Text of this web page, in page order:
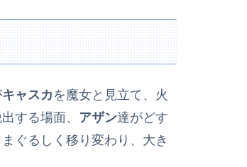
キャスカ を魔女と見立て、火
する場面、 アザン達がどす
ぐるしく移り変わり、大き